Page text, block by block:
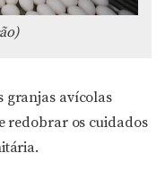
granjas avícolas
redobrar os cuidados